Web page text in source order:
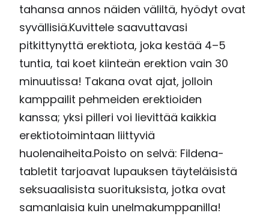
tahansa annos näiden väliltä, ​​hyödyt ovat
syvällisiä.Kuvittele saavuttavasi
pitkittynyttä erektiota, joka kestää 4–5
tuntia, tai koet kiinteän erektion vain 30
minuutissa! Takana ovat ajat, jolloin
kamppailit pehmeiden erektioiden
kanssa; yksi pilleri voi lievittää kaikkia
erektiotoimintaan liittyviä
huolenaiheita.Poisto on selvä: Fildena-
tabletit tarjoavat lupauksen täyteläisistä
seksuaalisista suorituksista, jotka ovat
samanlaisia ​​kuin unelmakumppanilla!